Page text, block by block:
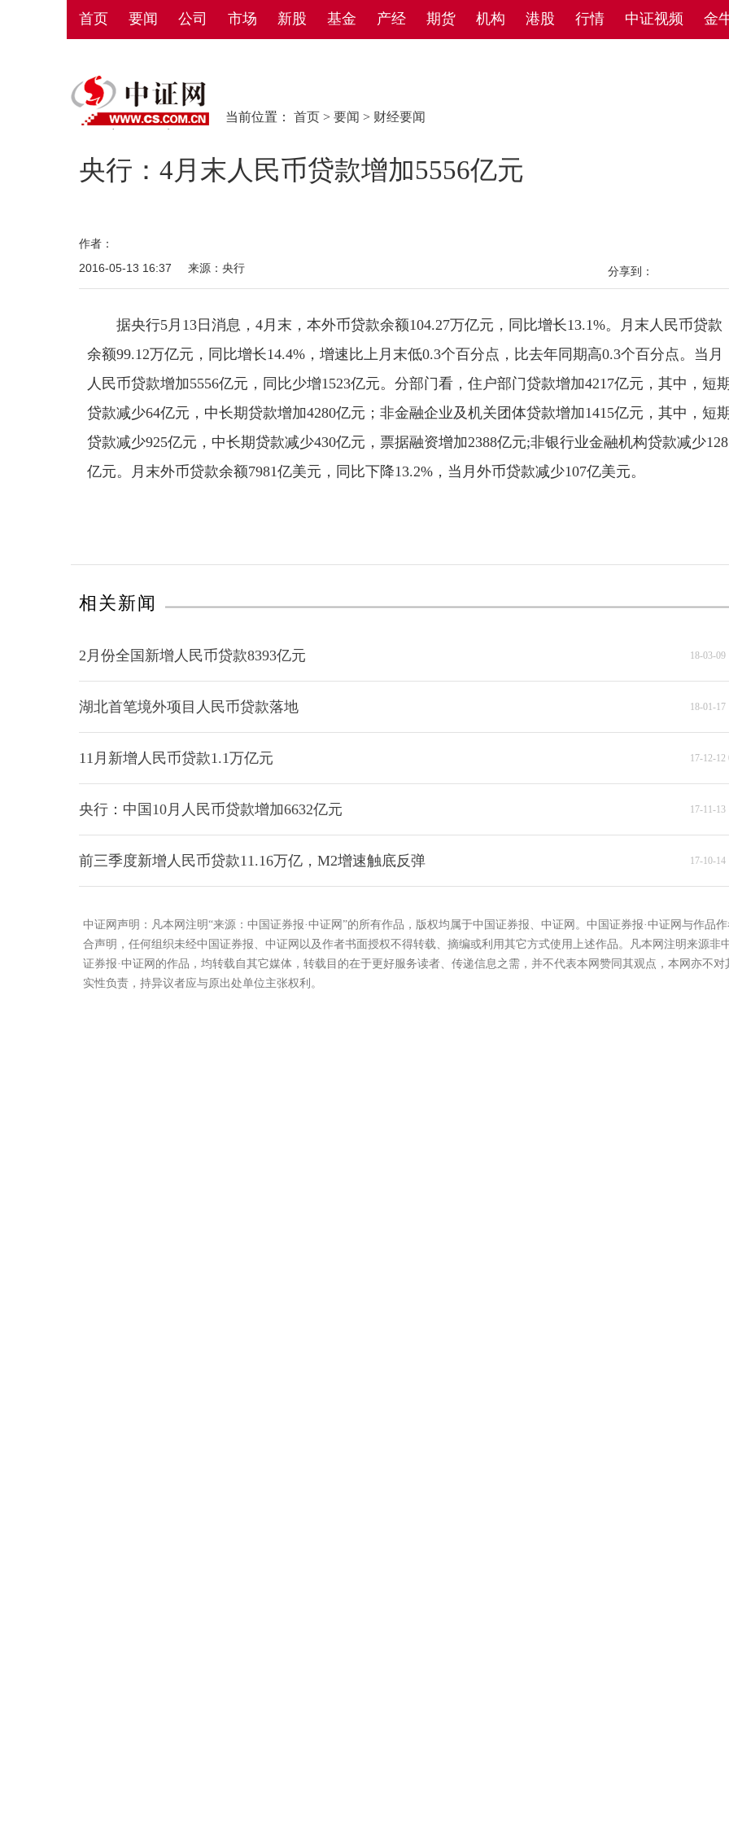
首页 要闻 公司 市场 新股 基金 产经 期货 机构 港股 行情 中证视频 金
当前位置： 首页 > 要闻 > 财经要闻
央行：4月末人民币贷款增加5556亿元
作者：
2016-05-13 16:37
来源：央行 分享到：
据央行5月13日消息，4月末，本外币贷款余额104.27万亿元，同比增长13.1%。月末人民币贷款
余额99.12万亿元，同比增长14.4%，增速比上月末低0.3个百分点，比去年同期高0.3个百分点。当月
人民币贷款增加5556亿元，同比少增1523亿元。分部门看，住户部门贷款增加4217亿元，其中，短期
贷款减少64亿元，中长期贷款增加4280亿元；非金融企业及机关团体贷款增加1415亿元，其中，短期
贷款减少925亿元，中长期贷款减少430亿元，票据融资增加2388亿元;非银行业金融机构贷款减少128
亿元。月末外币贷款余额7981亿美元，同比下降13.2%，当月外币贷款减少107亿美元。
相关新闻
18-03-09
2月份全国新增人民币贷款8393亿元
18-01-17
湖北首笔境外项目人民币贷款落地
17-12-12
11月新增人民币贷款1.1万亿元
17-11-13
央行：中国10月人民币贷款增加6632亿元
17-10-14
前三季度新增人民币贷款11.16万亿，M2增速触底反弹
中证网声明：凡本网注明“来源：中国证券报·中证网”的所有作品，版权均属于中国证券报、中证网。中国证券报·中证网与作品
合声明，任何组织未经中国证券报、中证网以及作者书面授权不得转载、摘编或利用其它方式使用上述作品。凡本网注明来源非
证券报·中证网的作品，均转载自其它媒体，转载目的在于更好服务读者、传递信息之需，并不代表本网赞同其观点，本网亦不对
实性负责，持异议者应与原出处单位主张权利。